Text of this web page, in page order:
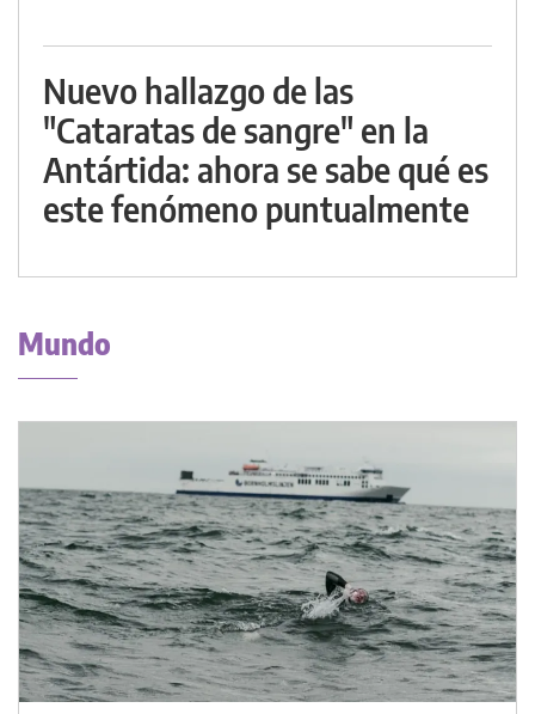
Nuevo hallazgo de las
"Cataratas de sangre" en la
Antártida: ahora se sabe qué es
este fenómeno puntualmente
Mundo